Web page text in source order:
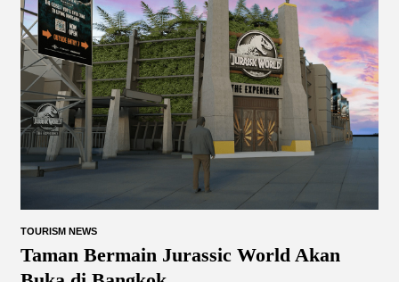
TOURISM NEWS
Taman Bermain Jurassic World Akan